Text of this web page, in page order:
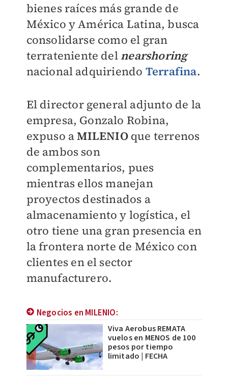
bienes raíces más grande de
México y América Latina, busca
consolidarse como el gran
terrateniente del nearshoring
nacional adquiriendo Terrafina.
El director general adjunto de la
empresa, Gonzalo Robina,
expuso aMILENIOque terrenos
de ambos son
complementarios, pues
mientras ellos manejan
proyectos destinados a
almacenamiento y logística, el
otro tiene una gran presencia en
la frontera norte de México con
clientes en el sector
manufacturero.
Negocios en MILENIO:
Viva Aerobus REMATA
vuelos en MENOS de 100
pesos por tiempo
limitado | FECHA